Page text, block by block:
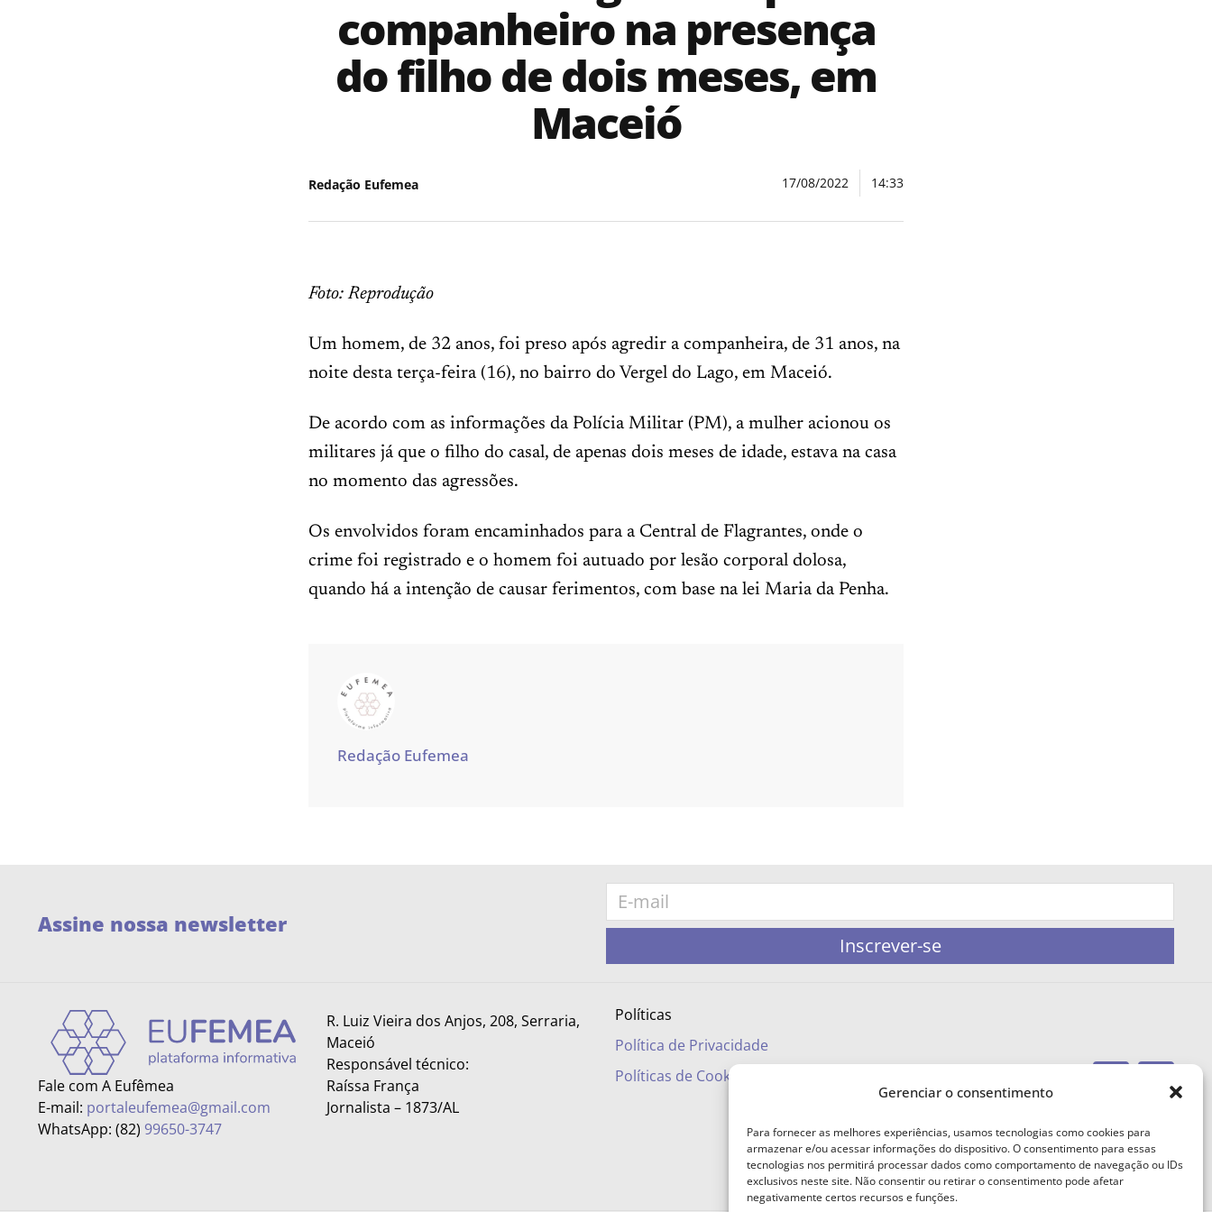
Gerenciar o consentimento
Para fornecer as melhores experiências, usamos tecnologias como cookies para
armazenar e/ou acessar informações do dispositivo. O consentimento para essas
tecnologias nos permitirá processar dados como comportamento de navegação ou IDs
exclusivos neste site. Não consentir ou retirar o consentimento pode afetar
negativamente certos recursos e funções.
companheiro na presença
do filho de dois meses, em
Maceió
Redação Eufemea 17/08/2022 14:33
Foto: Reprodução
Um homem, de 32 anos, foi preso após agredir a companheira, de 31 anos, na
noite desta terça-feira (16), no bairro do Vergel do Lago, em Maceió.
De acordo com as informações da Polícia Militar (PM), a mulher acionou os
militares já que o filho do casal, de apenas dois meses de idade, estava na casa
no momento das agressões.
Os envolvidos foram encaminhados para a Central de Flagrantes, onde o
crime foi registrado e o homem foi autuado por lesão corporal dolosa,
quando há a intenção de causar ferimentos, com base na lei Maria da Penha.
Redação Eufemea
Assine nossa newsletter
Inscrever-se
Fale com A Eufêmea
E-mail: portaleufemea@gmail.com
WhatsApp: (82) 99650-3747
R. Luiz Vieira dos Anjos, 208, Serraria,
Maceió
Responsável técnico:
Raíssa França
Jornalista – 1873/AL
Políticas
Política de Privacidade
Políticas de Cookies